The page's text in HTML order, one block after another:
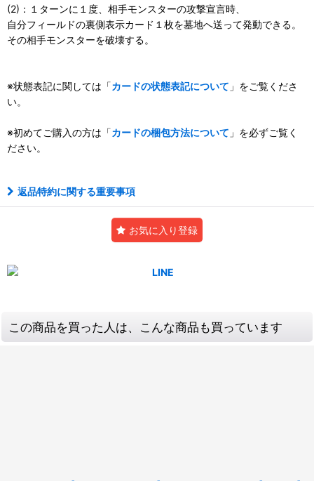
(2)：１ターンに１度、相手モンスターの攻撃宣言時、
自分フィールドの裏側表示カード１枚を墓地へ送って発動できる。
その相手モンスターを破壊する。
※状態表記に関しては「カードの状態表記について 」をご覧くださ
い。
※初めてご購入の方は「カードの梱包方法について 」を必ずご覧く
ださい。
返品特約に関する重要事項
お気に入り登録
この商品を買った人は、こんな商品も買っています